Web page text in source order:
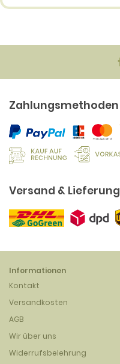
Zahlungsmethoden
Versand & Lieferung
Informationen
Kontakt
Versandkosten
AGB
Wir über uns
Widerrufsbelehrung